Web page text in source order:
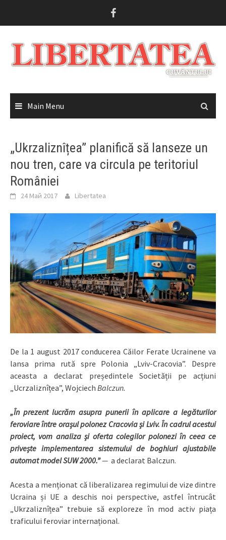
Main Menu
„Ukrzaliznîțea” planifică să lanseze un
nou tren, care va circula pe teritoriul
României
24 Май 2017 Libertatea
De la 1 august 2017 conducerea Căilor Ferate Ucrainene va
lansa prima rută spre Polonia „Lviv-Cracovia”. Despre
aceasta a declarat președintele Societății pe acțiuni
„Ucrzaliznîțea”, Wojciech Balczun.
„În prezent lucrăm asupra punerii în aplicare a legăturilor
feroviare între orașul polonez Cracovia și Lviv. În cadrul acestui
proiect, vom analiza și oferta colegilor polonezi în ceea ce
privește implementarea sistemului de boghiuri ajustabile
automat model SUW 2000.”— a declarat Balczun.
Acesta a menționat că liberalizarea regimului de vize dintre
Ucraina și UE a deschis noi perspective, astfel întrucât
„Ukrzaliznîțea” trebuie să exploreze în mod activ piața
traficului feroviar internațional.